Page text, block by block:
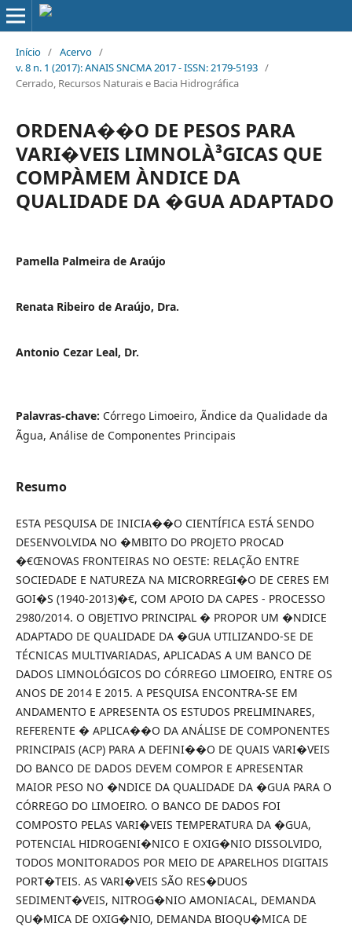
Início / Acervo /
v. 8 n. 1 (2017): ANAIS SNCMA 2017 - ISSN: 2179-5193 /
Cerrado, Recursos Naturais e Bacia Hidrográfica
ORDENA��O DE PESOS PARA
VARI�VEIS LIMNOLÀ³GICAS QUE
COMPÀΜEM À­NDICE DA
QUALIDADE DA �GUA ADAPTADO
Pamella Palmeira de Araújo
Renata Ribeiro de Araújo, Dra.
Antonio Cezar Leal, Dr.
Palavras-chave: Córrego Limoeiro, Ãndice da Qualidade da
Ãgua, Análise de Componentes Principais
Resumo
ESTA PESQUISA DE INICIA��O CIENTÍFICA ESTÁ SENDO
DESENVOLVIDA NO �MBITO DO PROJETO PROCAD
�€ŒNOVAS FRONTEIRAS NO OESTE: RELAÇÃO ENTRE
SOCIEDADE E NATUREZA NA MICRORREGI�O DE CERES EM
GOI�S (1940-2013)�€, COM APOIO DA CAPES - PROCESSO
2980/2014. O OBJETIVO PRINCIPAL � PROPOR UM �NDICE
ADAPTADO DE QUALIDADE DA �GUA UTILIZANDO-SE DE
TÉCNICAS MULTIVARIADAS, APLICADAS A UM BANCO DE
DADOS LIMNOLÓGICOS DO CÓRREGO LIMOEIRO, ENTRE OS
ANOS DE 2014 E 2015. A PESQUISA ENCONTRA-SE EM
ANDAMENTO E APRESENTA OS ESTUDOS PRELIMINARES,
REFERENTE � APLICA��O DA ANÁLISE DE COMPONENTES
PRINCIPAIS (ACP) PARA A DEFINI��O DE QUAIS VARI�VEIS
DO BANCO DE DADOS DEVEM COMPOR E APRESENTAR
MAIOR PESO NO �NDICE DA QUALIDADE DA �GUA PARA O
CÓRREGO DO LIMOEIRO. O BANCO DE DADOS FOI
COMPOSTO PELAS VARI�VEIS TEMPERATURA DA �GUA,
POTENCIAL HIDROGENI�NICO E OXIG�NIO DISSOLVIDO,
TODOS MONITORADOS POR MEIO DE APARELHOS DIGITAIS
PORT�TEIS. AS VARI�VEIS SÃO RES�DUOS
SEDIMENT�VEIS, NITROG�NIO AMONIACAL, DEMANDA
QU�MICA DE OXIG�NIO, DEMANDA BIOQU�MICA DE